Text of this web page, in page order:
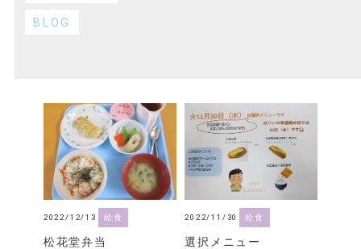
BLOG
2022/12/13 給食
松花堂弁当
2022/11/30 給食
選択メニュー